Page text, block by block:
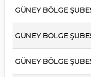
GÜNEY BÖLGE
GÜNEY BÖLGE
GÜNEY BÖLGE